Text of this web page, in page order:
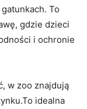
To
gdzie dzieci
i ochronie
w zoo znajdują
idealna